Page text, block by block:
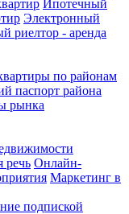
Ипотечный
Электронный
риелтор - аренда
по районам
паспорт района
рынка
речь Онлайн-
Маркетинг в
подпиской